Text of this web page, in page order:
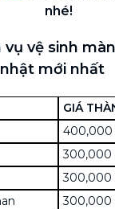
nhé!
vệ sinh
mới nhất
GIÁ
400,000
300,000
300,000
300,000